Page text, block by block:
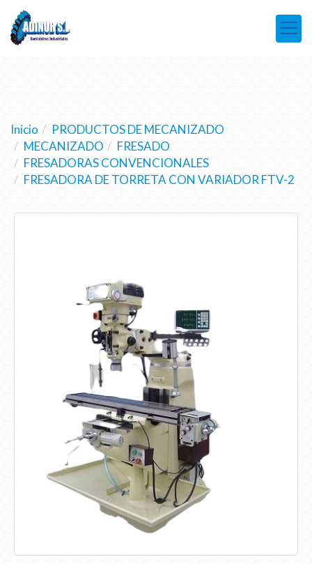
Inicio
PRODUCTOS DE MECANIZADO
MECANIZADO
FRESADO
FRESADORAS CONVENCIONALES
FRESADORA DE TORRETA CON VARIADOR FTV-2